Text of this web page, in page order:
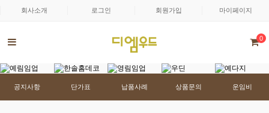
회사소개 로그인 회원가입 마이페이지
0
공지사항 단가표 납품사례 상품문의 운임비